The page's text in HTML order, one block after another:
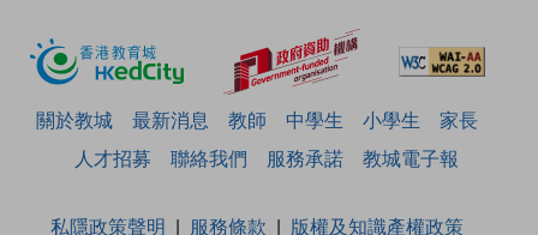
關於教城 最新消息 教師 中學生 小學生
家長
人才招募
聯絡我們 服務承諾 教城電子報
私隱政策聲明 服務條款
版權及知識產權政策